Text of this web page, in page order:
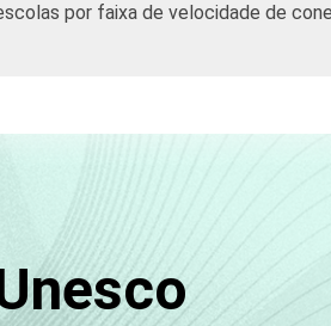
por faixa de velocidade de